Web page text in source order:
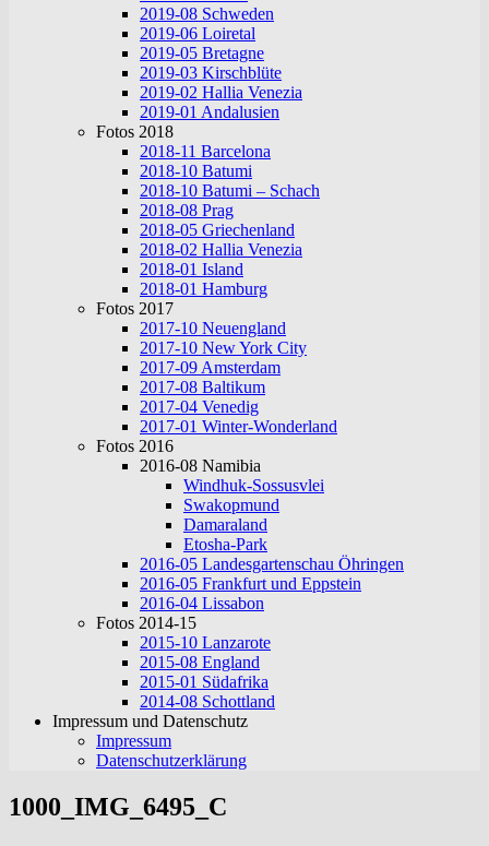
2019-08 Schweden
2019-06 Loiretal
2019-05 Bretagne
2019-03 Kirschblüte
2019-02 Hallia Venezia
2019-01 Andalusien
Fotos 2018
2018-11 Barcelona
2018-10 Batumi
2018-10 Batumi – Schach
2018-08 Prag
2018-05 Griechenland
2018-02 Hallia Venezia
2018-01 Island
2018-01 Hamburg
Fotos 2017
2017-10 Neuengland
2017-10 New York City
2017-09 Amsterdam
2017-08 Baltikum
2017-04 Venedig
2017-01 Winter-Wonderland
Fotos 2016
2016-08 Namibia
Windhuk-Sossusvlei
Swakopmund
Damaraland
Etosha-Park
2016-05 Landesgartenschau Öhringen
2016-05 Frankfurt und Eppstein
2016-04 Lissabon
Fotos 2014-15
2015-10 Lanzarote
2015-08 England
2015-01 Südafrika
2014-08 Schottland
Impressum und Datenschutz
Impressum
Datenschutzerklärung
1000_IMG_6495_C